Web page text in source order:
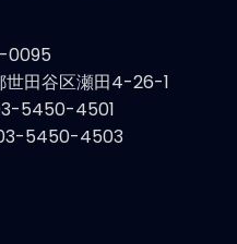
0095
世田谷区瀬田4-26-1
5450-4501
5450-4503